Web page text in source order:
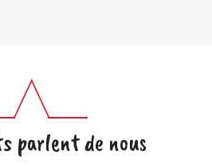
parlent de nous